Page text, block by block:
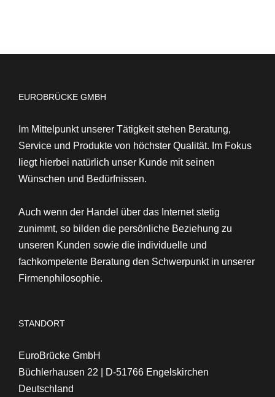
EUROBRÜCKE GMBH
Im Mittelpunkt unserer Tätigkeit stehen Beratung,
Service und Produkte von höchster Qualität. Im Fokus
liegt hierbei natürlich unser Kunde mit seinen
Wünschen und Bedürfnissen.
Auch wenn der Handel über das Internet stetig
zunimmt, so bilden die persönliche Beziehung zu
unseren Kunden sowie die individuelle und
fachkompetente Beratung den Schwerpunkt in unserer
Firmenphilosophie.
STANDORT
EuroBrücke GmbH
Büchlerhausen 22 | D-51766 Engelskirchen
Deutschland